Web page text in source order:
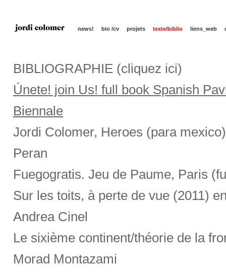
news! bio /cv projets texte/biblio liens_web
BIBLIOGRAPHIE (cliquez ici)
Únete! join Us! full book Spanish
Biennale
Jordi Colomer, Heroes (para
Peran
Fuegogratis. Jeu de Paume, Paris
Sur les toits, à perte de vue (2011)
Andrea Cinel
Le sixième continent/théorie de la
Morad Montazami